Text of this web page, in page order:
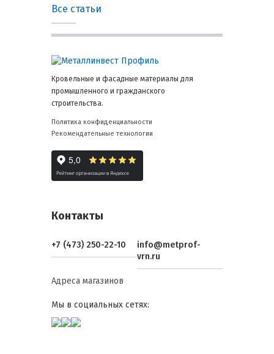
Все статьи
Кровельные и фасадные материалы для
промышленного и гражданского
строительства.
Политика конфиденциальности
Рекомендательные технологии
Контакты
+7 (473) 250-22-10
info@metprof-
vrn.ru
Адреса магазинов
Мы в социальных сетях: